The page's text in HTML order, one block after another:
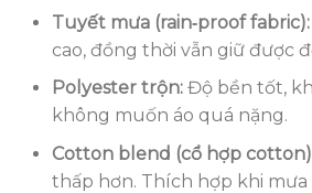
Tuyết mưa (rain‑proof fabric):
cao, đồng thời vẫn giữ được
Polyester trộn:Độ bền tốt,
không muốn áo quá nặng.
Cotton blend (cổ hợp
thấp hơn. Thích hợp khi mưa